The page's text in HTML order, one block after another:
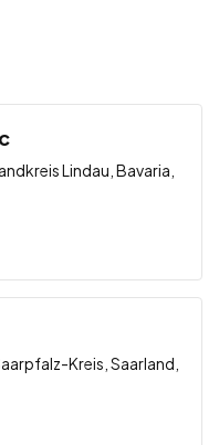
Lindau, Bavaria,
Kreis, Saarland,